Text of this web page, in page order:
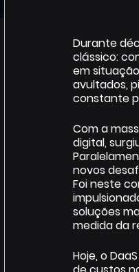
Durante
clássico:
em
avultados,
constante
Com a
digital,
novos
Foi neste
soluções
medida da
Hoje, o